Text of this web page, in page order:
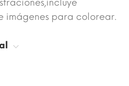
imágenes para colorear.